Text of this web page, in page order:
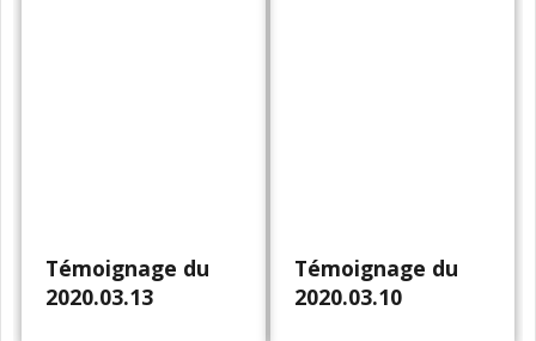
Témoignage du
2020.03.13
Témoignage du
2020.03.10